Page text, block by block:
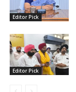
Editor Pick
Editor Pick